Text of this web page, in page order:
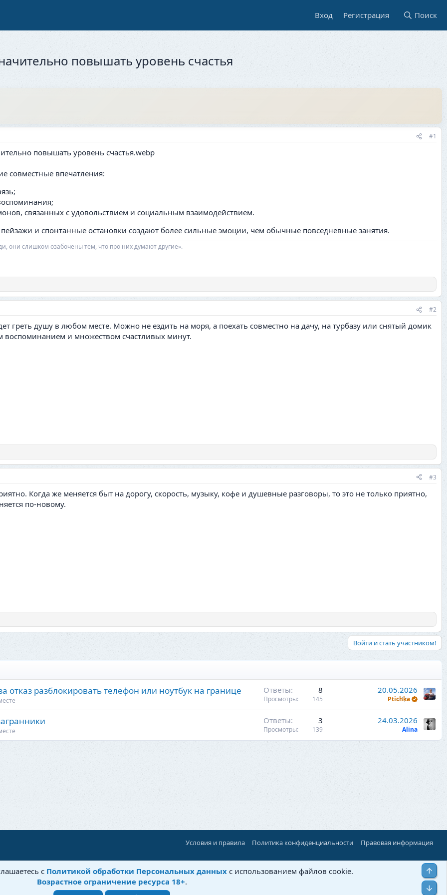
Вход Регистрация Поиск
повышать уровень счастья
#1
совместные впечатления:
связанных с удовольствием и социальным взаимодействием.
и спонтанные остановки создают более сильные эмоции, чем обычные повседневные занятия.
они слишком озабочены тем, что про них думают другие».
#2
греть душу в любом месте. Можно не ездить на моря, а поехать совместно на дачу, на турбазу или снятый домик
воспоминанием и множеством счастливых минут.
#3
Когда же меняется быт на дорогу, скорость, музыку, кофе и душевные разговоры, то это не только приятно,
по-новому.
Войти и стать участником!
отказ разблокировать телефон или ноутбук на границе Ответы 8
Просмотры 145
20.05.2026
Ptichka
Ответы 3
Просмотры 139
24.03.2026
Alina
Условия и правила Политика конфиденциальности Правовая информация
©Бытовушка, 2025-2026
с Политикой обработки Персональных данных с использованием файлов cookie.
Возрастное ограничение ресурса 18+.